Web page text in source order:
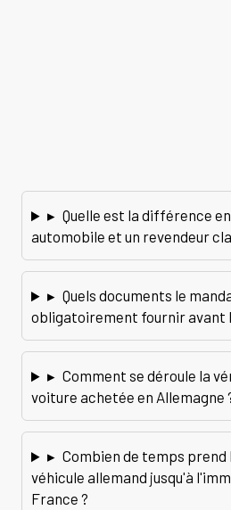
▸ Quelle est la différence
automobile et un revendeur
▸ Quels documents le
obligatoirement fournir avant
▸ Comment se déroule la
voiture achetée en Allemagne
▸ Combien de temps
véhicule allemand jusqu'à
France ?